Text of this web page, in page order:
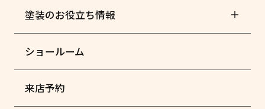
塗装のお役立ち情報
ショールーム
来店予約